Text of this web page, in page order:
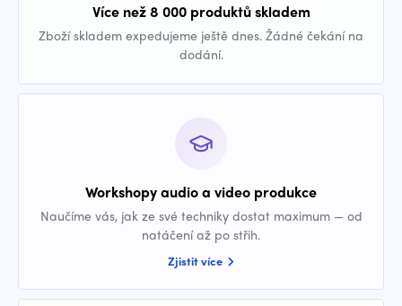
Více než 8 000 produktů skladem
Zboží skladem expedujeme ještě dnes. Žádné čekání na
dodání.
Workshopy audio a video produkce
Naučíme vás, jak ze své techniky dostat maximum — od
natáčení až po střih.
Zjistit více